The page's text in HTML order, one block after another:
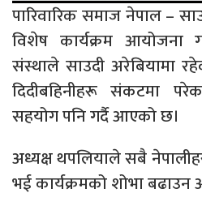
पारिवारिक समाज नेपाल –
विशेष कार्यक्रम
संस्थाले साउदी अरेबियामा
दिदीबहिनीहरू संकटमा
सहयोग पनि गर्दै आएको छ।
अध्यक्ष थपलियाले सबै
भई कार्यक्रमको शोभा बढाउन